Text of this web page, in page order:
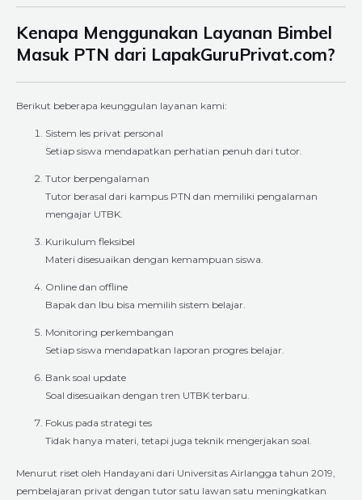
Kenapa Menggunakan Layanan Bimbel
Masuk PTN dari LapakGuruPrivat.com?
Berikut beberapa keunggulan layanan kami:
Sistem les privat personal
Setiap siswa mendapatkan perhatian penuh dari tutor.
Tutor berpengalaman
Tutor berasal dari kampus PTN dan memiliki pengalaman
mengajar UTBK.
Kurikulum fleksibel
Materi disesuaikan dengan kemampuan siswa.
Online dan offline
Bapak dan Ibu bisa memilih sistem belajar.
Monitoring perkembangan
Setiap siswa mendapatkan laporan progres belajar.
Bank soal update
Soal disesuaikan dengan tren UTBK terbaru.
Fokus pada strategi tes
Tidak hanya materi, tetapi juga teknik mengerjakan soal.
Menurut riset oleh Handayani dari Universitas Airlangga tahun 2019,
pembelajaran privat dengan tutor satu lawan satu meningkatkan